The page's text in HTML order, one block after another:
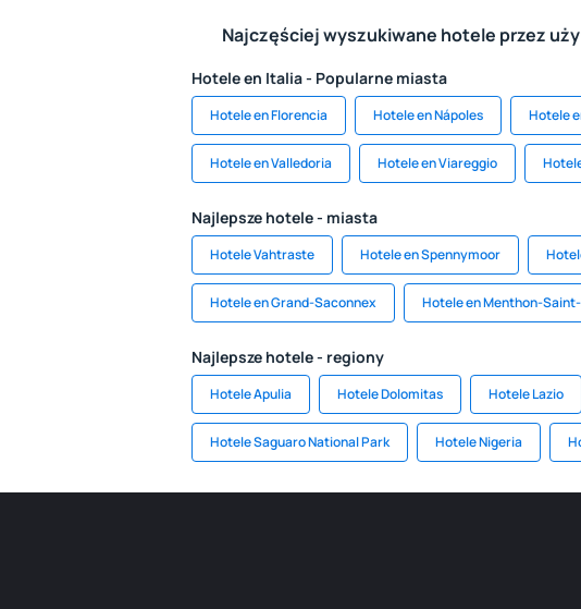
Najczęściej wyszukiwane hotele przez
Hotele en Italia - Popularne miasta
Hotele en Florencia Hotele en Nápoles Hotele
Hotele en Valledoria Hotele en Viareggio
Najlepsze hotele - miasta
Hotele Vahtraste Hotele en Spennymoor
Hotele en Grand-Saconnex Hotele en Menthon-
Najlepsze hotele - regiony
Hotele Apulia Hotele Dolomitas Hotele Lazio
Hotele Saguaro National Park Hotele Nigeria